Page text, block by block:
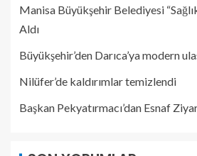
Manisa Büyükşehir Belediyesi
Aldı
Büyükşehir’den Darıca’ya modern
Nilüfer’de kaldırımlar temizlendi
Başkan Pekyatırmacı’dan Esnaf